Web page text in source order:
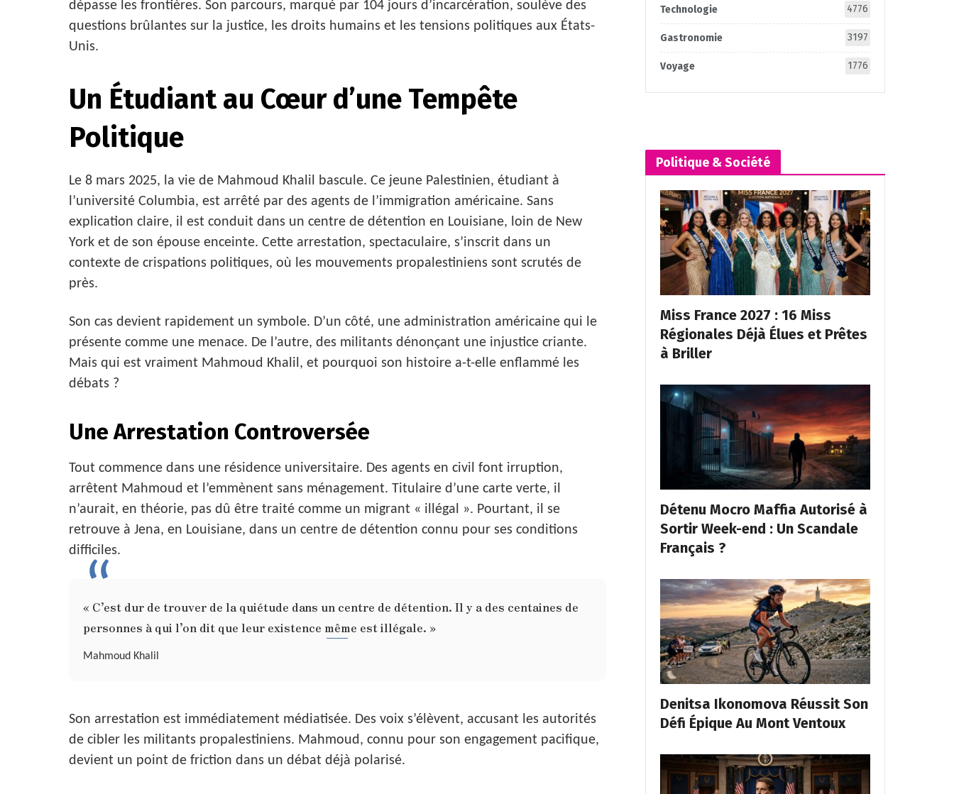
dépasse les frontières. Son parcours, marqué par 104 jours d’incarcération, soulève des
questions brûlantes sur la justice, les droits humains et les tensions politiques aux États-
Unis.
Un Étudiant au Cœur d’une Tempête
Politique
Le 8 mars 2025, la vie de Mahmoud Khalil bascule. Ce jeune Palestinien, étudiant à
l’université Columbia, est arrêté par des agents de l’immigration américaine. Sans
explication claire, il est conduit dans un centre de détention en Louisiane, loin de New
York et de son épouse enceinte. Cette arrestation, spectaculaire, s’inscrit dans un
contexte de crispations politiques, où les mouvements propalestiniens sont scrutés de
près.
Son cas devient rapidement un symbole. D’un côté, une administration américaine qui le
présente comme une menace. De l’autre, des militants dénonçant une injustice criante.
Mais qui est vraiment Mahmoud Khalil, et pourquoi son histoire a-t-elle enflammé les
débats ?
Une Arrestation Controversée
Tout commence dans une résidence universitaire. Des agents en civil font irruption,
arrêtent Mahmoud et l’emmènent sans ménagement. Titulaire d’une carte verte, il
n’aurait, en théorie, pas dû être traité comme un migrant « illégal ». Pourtant, il se
retrouve à Jena, en Louisiane, dans un centre de détention connu pour ses conditions
difficiles.
« C’est dur de trouver de la quiétude dans un centre de détention. Il y a des centaines de
personnes à qui l’on dit que leur existence même est illégale. »
Mahmoud Khalil
Son arrestation est immédiatement médiatisée. Des voix s’élèvent, accusant les autorités
de cibler les militants propalestiniens. Mahmoud, connu pour son engagement pacifique,
devient un point de friction dans un débat déjà polarisé.
Technologie 4776
Gastronomie 3197
Voyage 1776
Politique & Société
Miss France 2027 : 16 Miss
Régionales Déjà Élues et Prêtes
à Briller
Détenu Mocro Maffia Autorisé à
Sortir Week-end : Un Scandale
Français ?
Denitsa Ikonomova Réussit Son
Défi Épique Au Mont Ventoux